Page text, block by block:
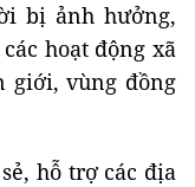
bị ảnh hưởng,
hoạt động xã
giới, vùng đồng
hỗ trợ các địa